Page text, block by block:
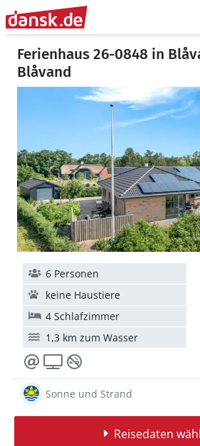
Ferienhaus 26-0848 in
Blåvand
6 Personen
keine Haustiere
4 Schlafzimmer
1,3 km zum Wasser
Sonne und Strand
Reisedaten